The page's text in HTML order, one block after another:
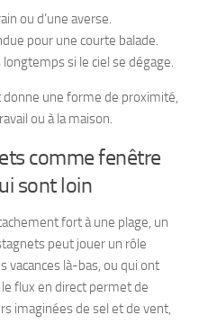
ou d’une averse.
pour une courte balade.
si le ciel se dégage.
donne une forme de proximité,
ou à la maison.
comme fenêtre
sont loin
fort à une plage, un
peut jouer un rôle
vacances là-bas, ou qui ont
flux en direct permet de
imaginées de sel et de vent,